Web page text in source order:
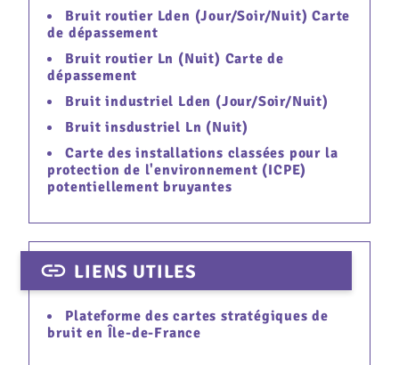
Bruit routier Lden (Jour/Soir/Nuit) Carte
de dépassement
Bruit routier Ln (Nuit) Carte de
dépassement
Bruit industriel Lden (Jour/Soir/Nuit)
Bruit insdustriel Ln (Nuit)
Carte des installations classées pour la
protection de l'environnement (ICPE)
potentiellement bruyantes
LIENS UTILES
Plateforme des cartes stratégiques de
bruit en Île-de-France